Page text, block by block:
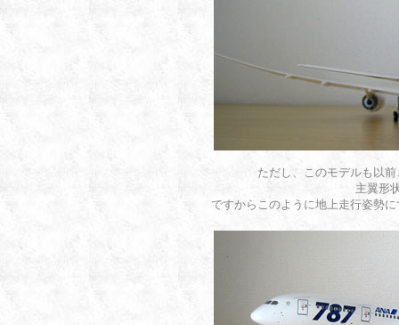
ただし、このモデルも以
主翼形
ですからこのように地上走行姿勢